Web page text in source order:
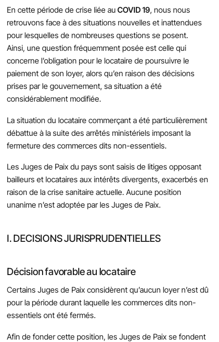
En cette période de crise liée au COVID 19, nous nous
retrouvons face à des situations nouvelles et inattendues
pour lesquelles de nombreuses questions se posent.
Ainsi, une question fréquemment posée est celle qui
concerne l’obligation pour le locataire de poursuivre le
paiement de son loyer, alors qu’en raison des décisions
prises par le gouvernement, sa situation a été
considérablement modifiée.
La situation du locataire commerçant a été particulièrement
débattue à la suite des arrêtés ministériels imposant la
fermeture des commerces dits non-essentiels.
Les Juges de Paix du pays sont saisis de litiges opposant
bailleurs et locataires aux intérêts divergents, exacerbés en
raison de la crise sanitaire actuelle. Aucune position
unanime n’est adoptée par les Juges de Paix.
I. DECISIONS JURISPRUDENTIELLES
Décision favorable au locataire
Certains Juges de Paix considèrent qu’aucun loyer n’est dû
pour la période durant laquelle les commerces dits non-
essentiels ont été fermés.
Afin de fonder cette position, les Juges de Paix se fondent